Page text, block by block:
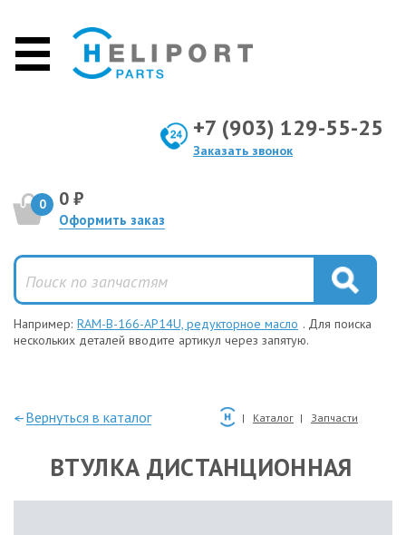
+7 (903) 129-55-25
Заказать звонок
0 0 ₽
Оформить заказ
Например: RAM-B-166-AP14U, редукторное масло . Для поиска
нескольких деталей вводите артикул через запятую.
—Вернуться в каталог Каталог Запчасти
ВТУЛКА ДИСТАНЦИОННАЯ